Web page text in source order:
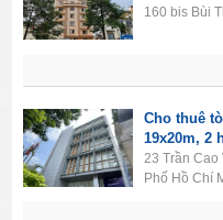
20.000$/
160 bis Bùi
Cho thuê
19x20m, 2
23 Trần
Phố Hồ Chí